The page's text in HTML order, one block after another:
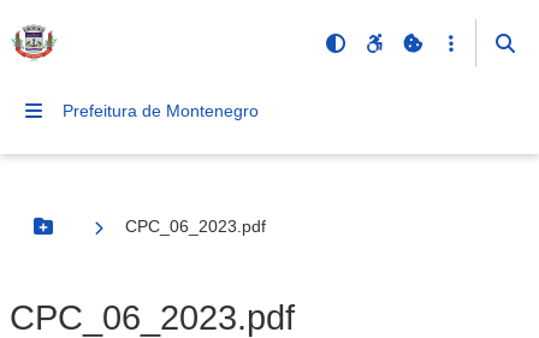
Prefeitura de Montenegro
Botão Menu
CPC_06_2023.pdf
CPC_06_2023.pdf